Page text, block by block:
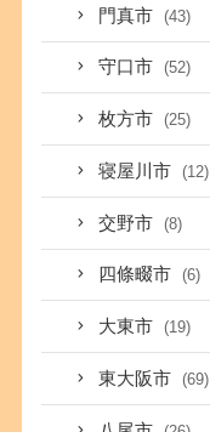
門真市 (43)
守口市 (52)
枚方市 (25)
寝屋川市 (12)
交野市 (8)
四條畷市 (6)
大東市 (19)
東大阪市 (69)